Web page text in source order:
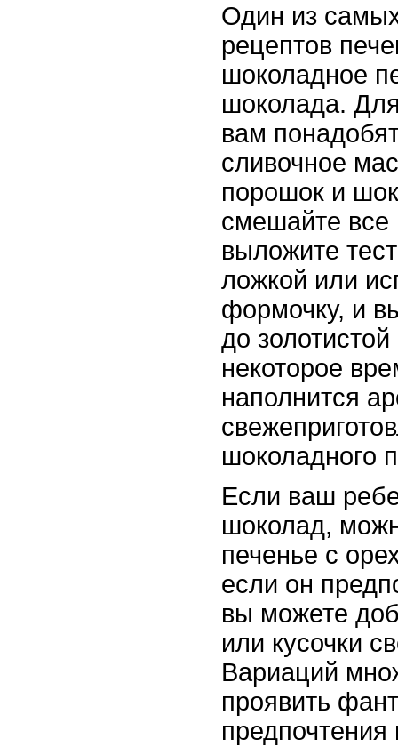
Один из
рецептов
шоколадное
шоколада.
вам
сливочное
порошок и
смешайте все
выложите
ложкой или
формочку, и
до
некоторое
наполнится
шоколадного
Если ваш
шоколад,
печенье с
если он
вы можете
или кусочки
Вариаций
проявить